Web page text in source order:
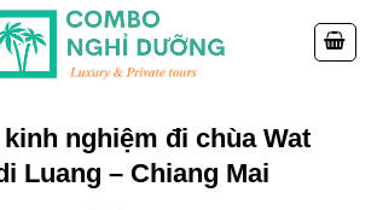
kinh nghiệm đi chùa Wat
Luang – Chiang Mai